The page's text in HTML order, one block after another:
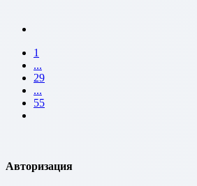
1
...
29
...
55
Авторизация